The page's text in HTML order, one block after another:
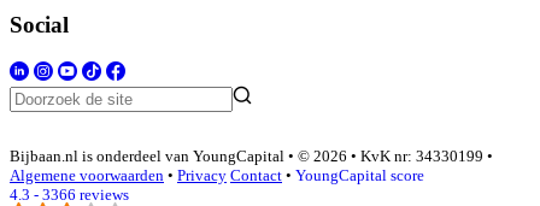
Social
Bijbaan.nl is onderdeel van YoungCapital • © 2026 • KvK nr: 34330199 •
Algemene voorwaarden • Privacy Contact • YoungCapital score
4.3 - 3366 reviews